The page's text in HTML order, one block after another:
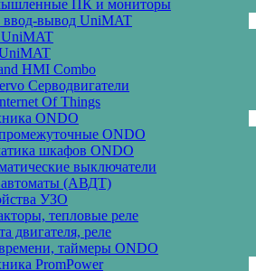
ПК и мониторы
вывод UniMAT
HMI Combo
Серводвигатели
Of Things
ONDO
ONDO
шкафов ONDO
выключатели
(АВДТ)
УЗО
тепловые реле
двигателя, реле
таймеры ONDO
PromPower